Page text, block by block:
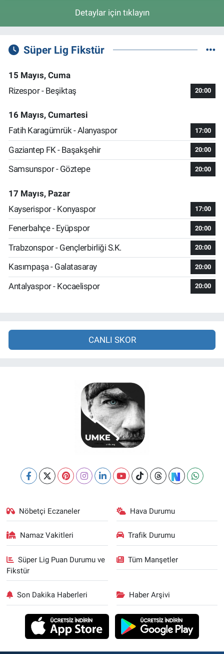
Detaylar için tıklayın
Süper Lig Fikstür
15 Mayıs, Cuma
Rizespor - Beşiktaş
20:00
16 Mayıs, Cumartesi
Fatih Karagümrük - Alanyaspor
17:00
Gaziantep FK - Başakşehir 20:00
Samsunspor - Göztepe 20:00
17 Mayıs, Pazar
Kayserispor - Konyaspor
17:00
Fenerbahçe - Eyüpspor 20:00
Trabzonspor - Gençlerbirliği S.K. 20:00
Kasımpaşa - Galatasaray 20:00
Antalyaspor - Kocaelispor 20:00
CANLI SKOR
Nöbetçi Eczaneler Hava Durumu
Namaz Vakitleri Trafik Durumu
Süper Lig Puan Durumu ve
Fikstür
Tüm Manşetler
Son Dakika Haberleri Haber Arşivi